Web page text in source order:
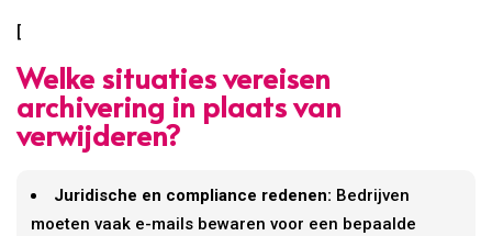
[
Welke situaties vereisen
archivering in plaats van
verwijderen?
Juridische en compliance redenen: Bedrijven
moeten vaak e-mails bewaren voor een bepaalde